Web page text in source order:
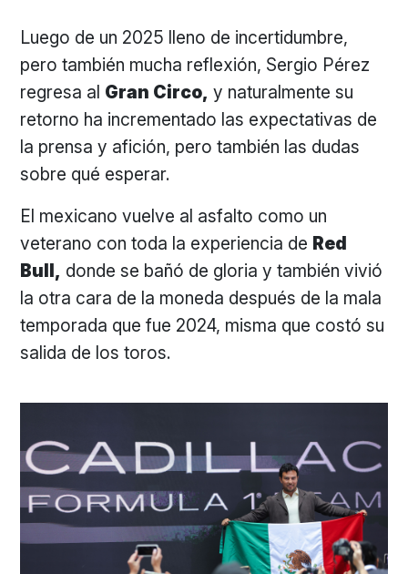
Luego de un 2025 lleno de incertidumbre,
pero también mucha reflexión, Sergio Pérez
regresa al Gran Circo, y naturalmente su
retorno ha incrementado las expectativas de
la prensa y afición, pero también las dudas
sobre qué esperar.
El mexicano vuelve al asfalto como un
veterano con toda la experiencia de Red
Bull, donde se bañó de gloria y también vivió
la otra cara de la moneda después de la mala
temporada que fue 2024, misma que costó su
salida de los toros.